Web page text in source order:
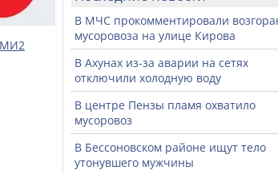
В МЧС прокомментировали
мусоровоза на улице Кирова
В Ахунах из-за аварии на сетях
отключили холодную воду
В центре Пензы пламя охватило
мусоровоз
В Бессоновском районе ищут тело
утонувшего мужчины